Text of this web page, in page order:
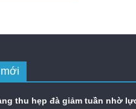
thu hẹp đà giảm tuần nhờ